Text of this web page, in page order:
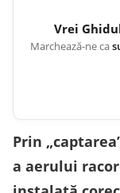
Vrei
Marchează-ne ca
Prin
a aerului